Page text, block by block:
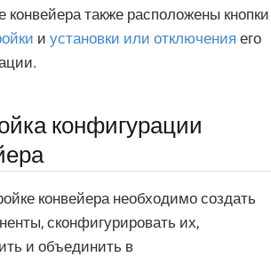
конвейера также расположены кнопки
и установки или отключения его
конфигурации
конвейера необходимо создать
сконфигурировать их,
и объединить в